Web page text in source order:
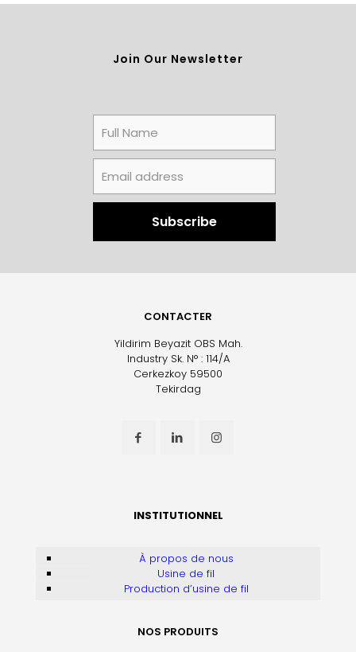
Join Our Newsletter
CONTACTER
Yildirim Beyazit OBS Mah.
Industry Sk. N° : 114/A
Cerkezkoy 59500
Tekirdag
INSTITUTIONNEL
À propos de nous
Usine de fil
Production d’usine de fil
NOS PRODUITS